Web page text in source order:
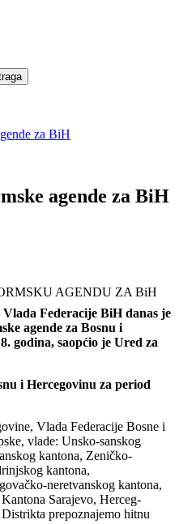
za BiH
agende za BiH
AGENDU ZA BiH
Federacije BiH danas je
agende za Bosnu i
godina, saopćio je Ured za
i Hercegovinu za period
Vlada Federacije Bosne i
vlade: Unsko-sanskog
kantona, Zeničko-
kantona,
neretvanskog kantona,
Sarajevo, Herceg-
prepoznajemo hitnu